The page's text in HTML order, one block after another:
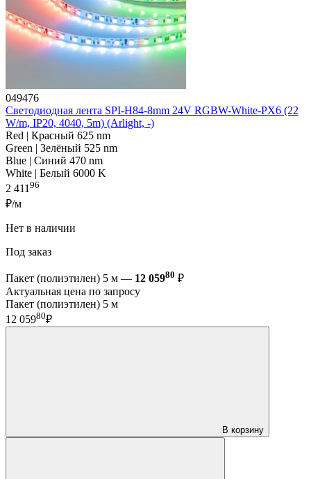
049476
Светодиодная лента SPI-H84-8mm 24V RGBW-White-PX6 (22
W/m, IP20, 4040, 5m) (Arlight, -)
Red | Красный 625 nm
Green | Зелёный 525 nm
Blue | Синий 470 nm
White | Белый 6000 K
2 41196
₽/м
Нет в наличии
Под заказ
Пакет (полиэтилен) 5 м — 12 05980 ₽
Актуальная цена по запросу
Пакет (полиэтилен) 5 м
12 05980₽
В корзину